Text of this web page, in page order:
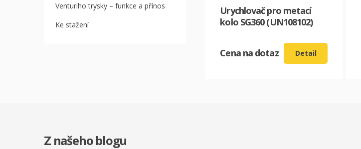
Venturiho trysky – funkce a přínos
Ke stažení
Urychlovač pro metací
kolo SG360 (UN108102)
Cena na dotaz Detail
Z našeho blogu